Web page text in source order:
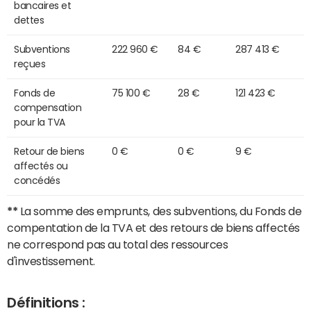
bancaires et
dettes
Subventions
reçues
222 960 € 84 € 287 413 €
Fonds de
compensation
pour la TVA
75 100 € 28 € 121 423 €
Retour de biens
affectés ou
concédés
0 € 0 € 9 €
** La somme des emprunts, des subventions, du Fonds de
compentation de la TVA et des retours de biens affectés
ne correspond pas au total des ressources
d'investissement.
Définitions :